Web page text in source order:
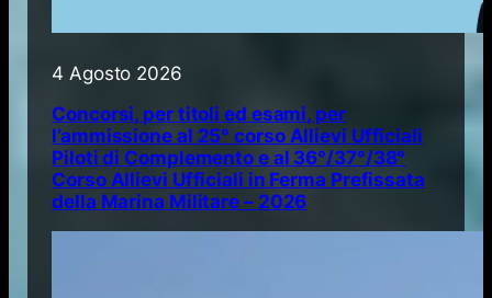
4 Agosto 2026
Concorsi, per titoli ed esami, per
l’ammissione al 25° corso Allievi Ufficiali
Piloti di Complemento e al 36°/37°/38°
Corso Allievi Ufficiali in Ferma Prefissata
della Marina Militare – 2026